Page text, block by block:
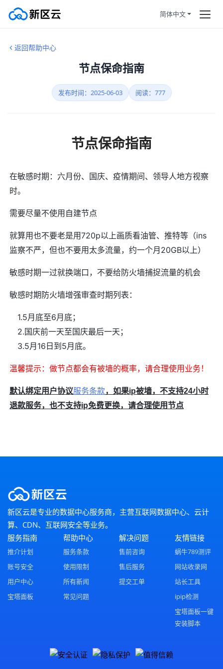
静态住宅
加州洛杉矶投资60w设备托管，
云服务器100%独享使用，拒绝共
原生双ISP住宅认证，让您在跨境
简体中文
返回帮助中心
节点保命指南
发布时间：2025-06-03 阅读：777
节点保命指南
在敏感时期：六月份、国庆、疫情期间、领导人地方视察
时。
需要尽量不使用自建节点
就算用也不要老是用720p以上画质看油管、推特等（ins
监察不严，但也不要用太多流量，约一个月20GB以上）
敏感时期一过就换端口，不要给防火墙捕捉流量的机会
敏感时期防火墙增强审查时期列表：
1.5月底至6月底；
2.国庆前一天至国庆最后一天；
3.5月16日到5月底。
温馨提示：做节点都会有被墙的概率，请合理使用业务！
默认绑定用户协议服务条款，如果ip被墙，不支持24小时
退款服务，也不支持ip免费更换，请合理使用节点
新区云是专业的数据中心服务商，主营互联网数据中心、云计
算、CDN、互联网安全等业务。
服务指南
推介计划
账号安全
用户中心
宝塔面板
帮助中心
服务条款
使用限制
所有新闻
常见问题
解决问题
售前咨询
售后服务
提交工单
友情链接
蜗牛789测评
网站收录网
站长工具
ipip检测
宝塔面板一键
安装脚本